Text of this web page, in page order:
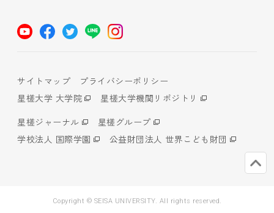
サイトマップ
プライバシーポリシー
星槎大学 大学院
星槎大学機関リポジトリ
星槎ジャーナル
星槎グループ
学校法人 国際学園
公益財団法人 世界こども財団
Copyright © SEISA UNIVERSITY. All rights reserved.